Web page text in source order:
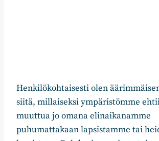
Henkilökohtaisesti olen
siitä, millaiseksi ympäristömme
muuttua jo omana elinaikanamme
puhumattakaan lapsistamme tai